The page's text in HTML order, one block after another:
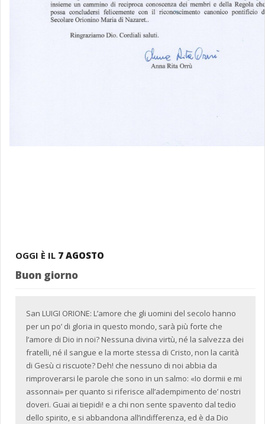
OGGI È IL 7 AGOSTO
Buon giorno
San LUIGI ORIONE: L’amore che gli uomini del secolo hanno
per un po’ di gloria in questo mondo, sarà più forte che
l’amore di Dio in noi? Nessuna divina virtù, né la salvezza dei
fratelli, né il sangue e la morte stessa di Cristo, non la carità
di Gesù ci riscuote? Deh! che nessuno di noi abbia da
rimproverarsi le parole che sono in un salmo: «Io dormii e mi
assonnai» per quanto si riferisce all’adempimento de’ nostri
doveri. Guai ai tiepidi! e a chi non sente spavento dal tedio
dello spirito, e si abbandona all’indifferenza, ed è da Dio